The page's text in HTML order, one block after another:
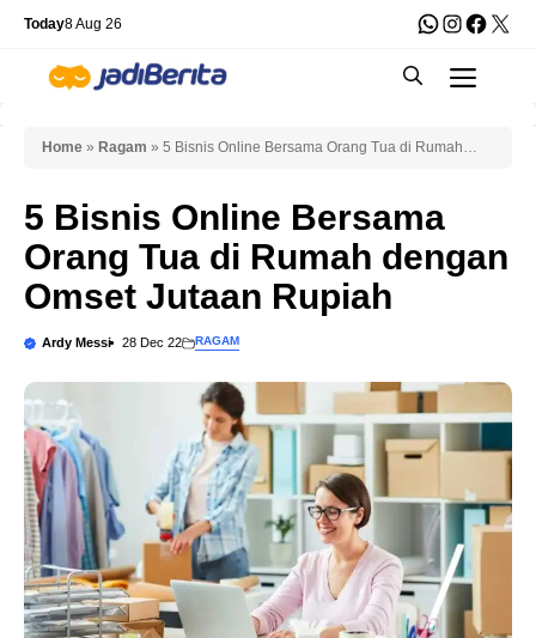
Skip
content
Today8 Aug 26 WhatsApp
X
Home » Ragam » 5 Bisnis Online Bersama Orang Tua di Rumah
5 Bisnis Online Bersama
Orang Tua di Rumah dengan
Omset Jutaan Rupiah
Ardy Messi 28 Dec 22 RAGAM